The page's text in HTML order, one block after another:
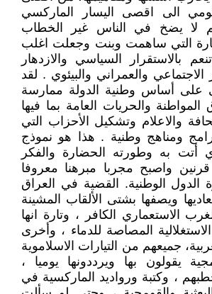
الى اقصى اليسار الماركسي
لا يضخ في الناس غير الخطاب
التي ساهمت وبنت وجعلت اغلب
بالاستقرار السياسي والازدهار
الاجتماعي والعمراني والبيئوي . لقد
على أساس وطنية الدولة ممارسة
المواطنة والحريات العامة بما فيها
والاعلام وتشكيل الأحزاب التي
ومناهج وطنية . هذا هو نموذج
أتت به وطورته الحضارة والفكر
واصبح مجربا مبرهنا معروفا
الدول الوطنية. القضية في العراق
ويصفها بشتى الألقاب المشينة
الاستعماري الكافر ، وتارة انها
المصاصة للدماء ، وأخرى
جميعهم من التيارات الاسلاموية
يقولون بها ويرددونها يوميا ،
، وكتبة ورواديد الماركسية في